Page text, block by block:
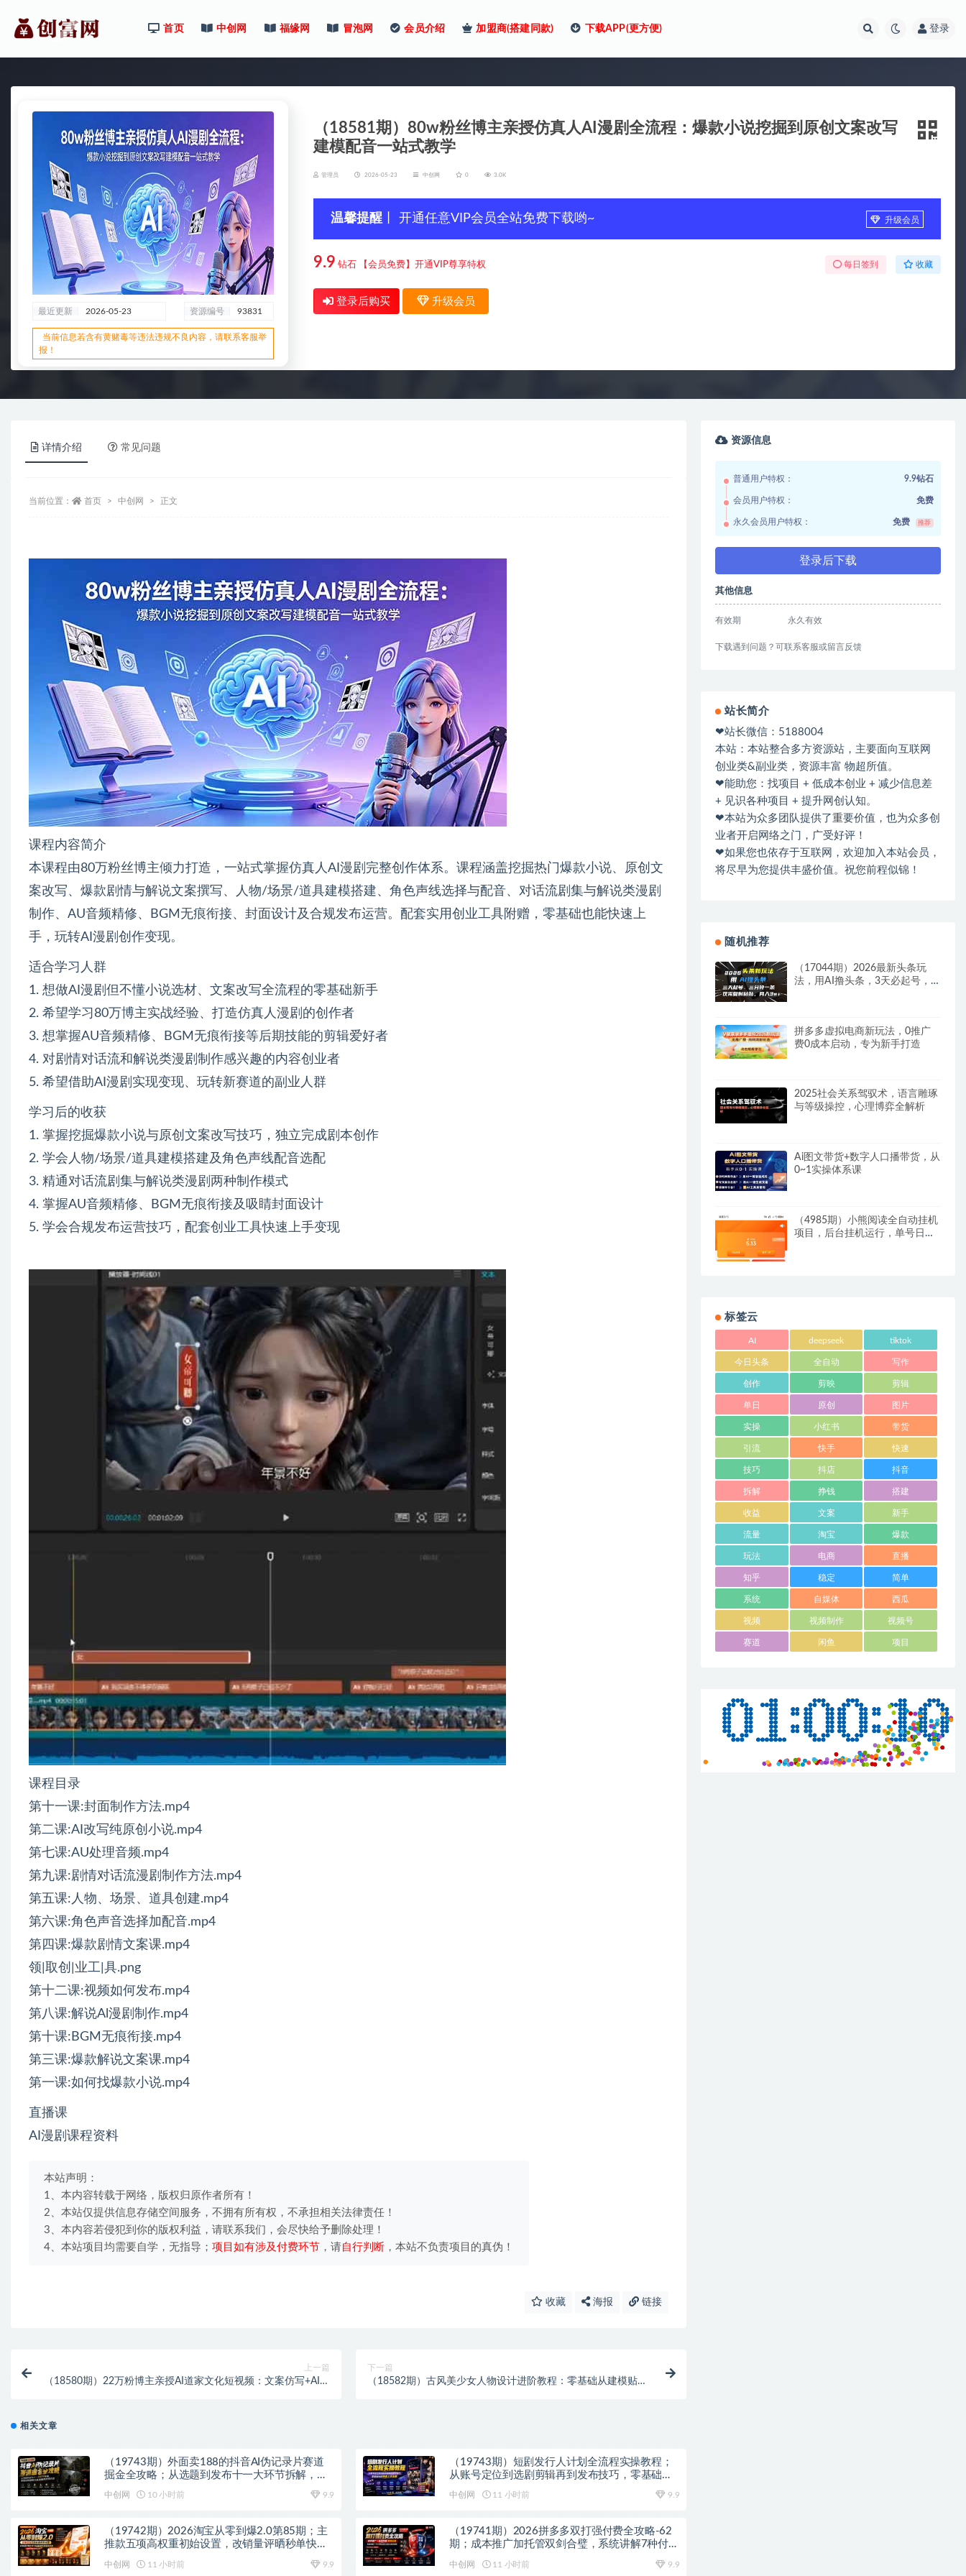
首页 中创网 福缘网 冒泡网 会员介绍 加盟商(搭建同款) 下载APP(更方便) 登录
最近更新 2026-05-23 资源编号 93831
当前信息若含有黄赌毒等违法违规不良内容，请联系客服举
报！
（18581期）80w粉丝博主亲授仿真人AI漫剧全流程：爆款小说挖掘到原创文案改写
建模配音一站式教学
管理员 2026-05-23 中创网 0 3.0K
温馨提醒 丨 开通任意VIP会员全站免费下载哟~ 升级会员
9.9 钻石 【会员免费】开通VIP尊享特权 每日签到 收藏
登录后购买 升级会员
详情介绍 常见问题
当前位置： 首页 中创网 正文
课程内容简介
本课程由80万粉丝博主倾力打造，一站式掌握仿真人AI漫剧完整创作体系。课程涵盖挖掘热门爆款小说、原创文
案改写、爆款剧情与解说文案撰写、人物/场景/道具建模搭建、角色声线选择与配音、对话流剧集与解说类漫剧
制作、AU音频精修、BGM无痕衔接、封面设计及合规发布运营。配套实用创业工具附赠，零基础也能快速上
手，玩转AI漫剧创作变现。
适合学习人群
1. 想做AI漫剧但不懂小说选材、文案改写全流程的零基础新手
2. 希望学习80万博主实战经验、打造仿真人漫剧的创作者
3. 想掌握AU音频精修、BGM无痕衔接等后期技能的剪辑爱好者
4. 对剧情对话流和解说类漫剧制作感兴趣的内容创业者
5. 希望借助AI漫剧实现变现、玩转新赛道的副业人群
学习后的收获
1. 掌握挖掘爆款小说与原创文案改写技巧，独立完成剧本创作
2. 学会人物/场景/道具建模搭建及角色声线配音选配
3. 精通对话流剧集与解说类漫剧两种制作模式
4. 掌握AU音频精修、BGM无痕衔接及吸睛封面设计
5. 学会合规发布运营技巧，配套创业工具快速上手变现
课程目录
第十一课:封面制作方法.mp4
第二课:AI改写纯原创小说.mp4
第七课:AU处理音频.mp4
第九课:剧情对话流漫剧制作方法.mp4
第五课:人物、场景、道具创建.mp4
第六课:角色声音选择加配音.mp4
第四课:爆款剧情文案课.mp4
领|取创|业工|具.png
第十二课:视频如何发布.mp4
第八课:解说Al漫剧制作.mp4
第十课:BGM无痕衔接.mp4
第三课:爆款解说文案课.mp4
第一课:如何找爆款小说.mp4
直播课
AI漫剧课程资料
本站声明：
1、本内容转载于网络，版权归原作者所有！
2、本站仅提供信息存储空间服务，不拥有所有权，不承担相关法律责任！
3、本内容若侵犯到你的版权利益，请联系我们，会尽快给予删除处理！
4、本站项目均需要自学，无指导； 项目如有涉及付费环节 ，请自行判断 ，本站不负责项目的真伪！
收藏 海报 链接
上一篇
（18580期）22万粉博主亲授AI道家文化短视频：文案仿写+AI生
下一篇
（18582期）古风美少女人物设计进阶教程：零基础从建模贴图
相关文章
（19743期）外面卖188的抖音AI伪记录片赛道
掘金全攻略；从选题到发布十一大环节拆解，零
中创网 10 小时前 9.9
（19743期）短剧发行人计划全流程实操教程；
从账号定位到选剧剪辑再到发布技巧，零基础也
中创网 11 小时前 9.9
（19742期）2026淘宝从零到爆2.0第85期；主
推款五项高权重初始设置，改销量评晒秒单快速
中创网 11 小时前 9.9
（19741期）2026拼多多双打强付费全攻略-62
期；成本推广加托管双剑合璧，系统讲解7种付费
中创网 11 小时前 9.9
资源信息
普通用户特权： 9.9钻石
会员用户特权： 免费
永久会员用户特权： 免费 推荐
登录后下载
其他信息
有效期 永久有效
下载遇到问题？可联系客服或留言反馈
站长简介
❤站长微信：5188004
本站：本站整合多方资源站，主要面向互联网
创业类&副业类，资源丰富 物超所值。
❤能助您：找项目 + 低成本创业 + 减少信息差
+ 见识各种项目 + 提升网创认知。
❤本站为众多团队提供了重要价值，也为众多创
业者开启网络之门，广受好评！
❤如果您也依存于互联网，欢迎加入本站会员，
将尽早为您提供丰盛价值。祝您前程似锦！
随机推荐
（17044期）2026最新头条玩
法，用AI撸头条，3天必起号，3
拼多多虚拟电商新玩法，0推广
费0成本启动，专为新手打造
2025社会关系驾驭术，语言雕琢
与等级操控，心理博弈全解析
Ai图文带货+数字人口播带货，从
0~1实操体系课
（4985期）小熊阅读全自动挂机
项目，后台挂机运行，单号日入
标签云
AI deepseek tiktok
今日头条 全自动 写作
创作 剪映 剪辑
单日 原创 图片
实操 小红书 带货
引流 快手 快速
技巧 抖店 抖音
拆解 挣钱 搭建
收益 文案 新手
流量 淘宝 爆款
玩法 电商 直播
知乎 稳定 简单
系统 自媒体 西瓜
视频 视频制作 视频号
赛道 闲鱼 项目